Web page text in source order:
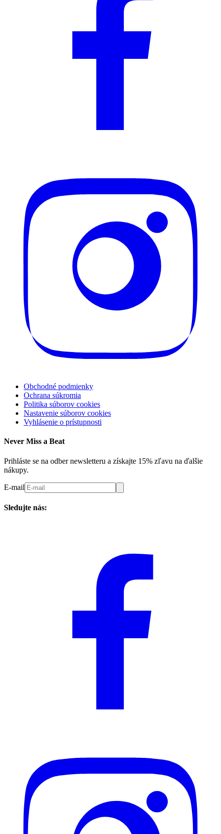
Obchodné podmienky
Ochrana súkromia
Politika súborov cookies
Nastavenie súborov cookies
Vyhlásenie o prístupnosti
Never Miss a Beat
Prihláste se na odber newsletteru a získajte 15% zľavu na ďalšie
nákupy.
E-mail
Sledujte nás: